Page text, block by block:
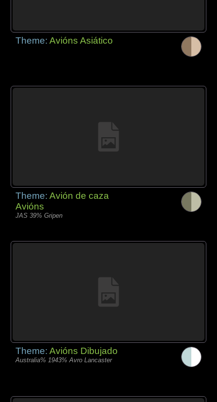
Theme:Avións Asiático
Theme:Avión de caza
Avións
JAS 39% Gripen
Theme:Avións Dibujado
Australia% 1943% Avro Lancaster